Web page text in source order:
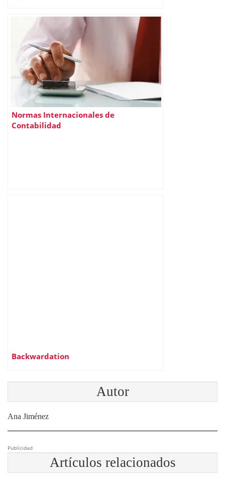
Normas Internacionales de
Contabilidad
Backwardation
Autor
Ana Jiménez
Publicidad
Artículos relacionados